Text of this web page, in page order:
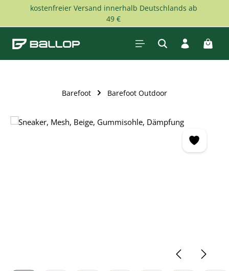
Zum Hauptinhalt springen
kostenfreier Versand innerhalb Deutschlands ab
49 €
Barefoot Barefoot Outdoor
Bildergalerie überspringen